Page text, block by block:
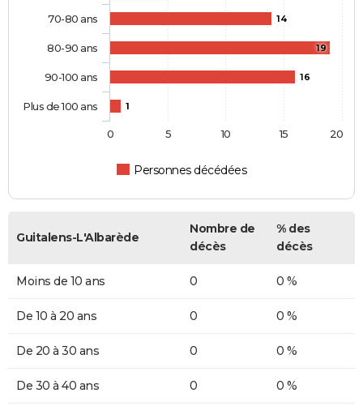
14
19
16
1
Personnes décédées
70-80 ans
80-90 ans
90-100 ans
Plus de 100 ans
0 5 10 15 20
Guitalens-L'Albarède
Nombre de
décès
% des
décès
Moins de 10 ans 0 0 %
De 10 à 20 ans 0 0 %
De 20 à 30 ans 0 0 %
De 30 à 40 ans 0 0 %